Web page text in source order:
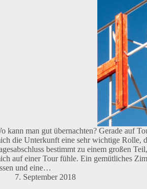
kann man gut übernachten? Gerade auf
die Unterkunft eine sehr wichtige Rolle,
bestimmt zu einem großen
auf einer Tour fühle. Ein gemütliches
und eine…
7. September 2018